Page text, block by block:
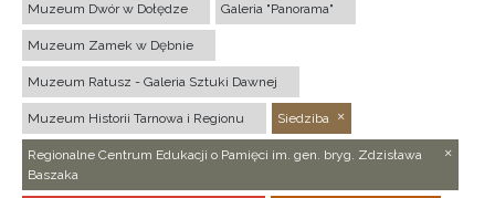
Muzeum Dwór w Dołędze Galeria "Panorama"
Muzeum Zamek w Dębnie
Muzeum Ratusz - Galeria Sztuki Dawnej
Muzeum Historii Tarnowa i Regionu Siedziba
Regionalne Centrum Edukacji o Pamięci im. gen. bryg. Zdzisława
Baszaka